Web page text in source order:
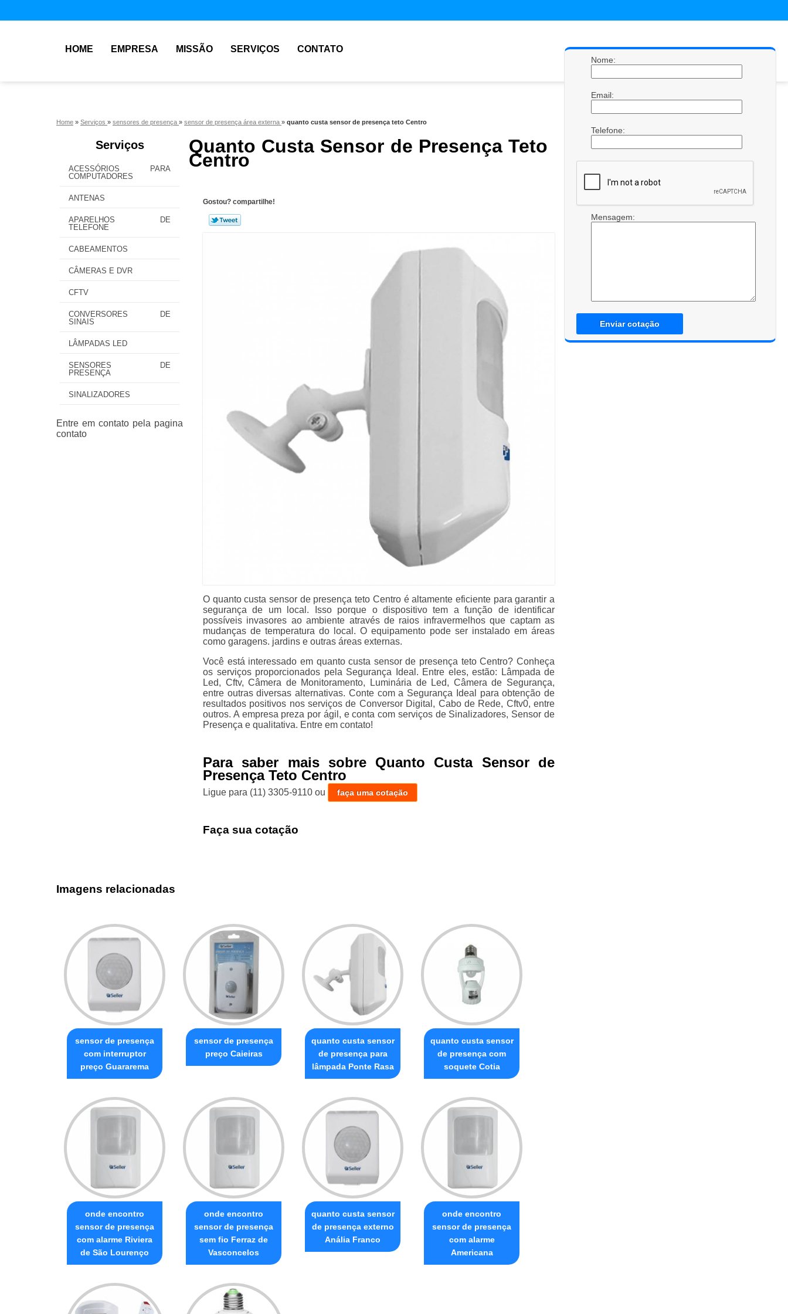
HOME EMPRESA MISSÃO SERVIÇOS CONTATO
Home » Serviços » sensores de presença » sensor de presença área externa » quanto custa sensor de presença teto Centro
Serviços
ACESSÓRIOS PARA
COMPUTADORES
ANTENAS
APARELHOS DE
TELEFONE
CABEAMENTOS
CÂMERAS E DVR
CFTV
CONVERSORES DE
SINAIS
LÂMPADAS LED
SENSORES DE
PRESENÇA
SINALIZADORES
Quanto Custa Sensor de Presença Teto
Centro
Gostou? compartilhe!
O quanto custa sensor de presença teto Centro é altamente eficiente para garantir a
segurança de um local. Isso porque o dispositivo tem a função de identificar
possíveis invasores ao ambiente através de raios infravermelhos que captam as
mudanças de temperatura do local. O equipamento pode ser instalado em áreas
como garagens. jardins e outras áreas externas.
Você está interessado em quanto custa sensor de presença teto Centro? Conheça
os serviços proporcionados pela Segurança Ideal. Entre eles, estão: Lâmpada de
Led, Cftv, Câmera de Monitoramento, Luminária de Led, Câmera de Segurança,
entre outras diversas alternativas. Conte com a Segurança Ideal para obtenção de
resultados positivos nos serviços de Conversor Digital, Cabo de Rede, Cftv0, entre
outros. A empresa preza por ágil, e conta com serviços de Sinalizadores, Sensor de
Presença e qualitativa. Entre em contato!
Para saber mais sobre Quanto Custa Sensor de
Presença Teto Centro
Ligue para (11) 3305-9110 ou faça uma cotação
Faça sua cotação
Nome:
Email:
Telefone:
Mensagem:
Enviar cotação
Imagens relacionadas
sensor de presença
com interruptor
preço Guararema
sensor de presença
preço Caieiras
quanto custa sensor
de presença para
lâmpada Ponte Rasa
quanto custa sensor
de presença com
soquete Cotia
onde encontro
sensor de presença
com alarme Riviera
de São Lourenço
onde encontro
sensor de presença
sem fio Ferraz de
Vasconcelos
quanto custa sensor
de presença externo
Anália Franco
onde encontro
sensor de presença
com alarme
Americana